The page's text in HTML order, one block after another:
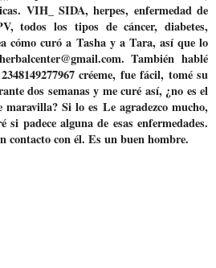
VIH_ SIDA, herpes, enfermedad de
todos los tipos de cáncer, diabetes,
cómo curó a Tasha y a Tara, así que lo
También hablé
créeme, fue fácil, tomé su
dos semanas y me curé así, ¿no es el
Si lo es Le agradezco mucho,
si padece alguna de esas enfermedades.
contacto con él. Es un buen hombre.